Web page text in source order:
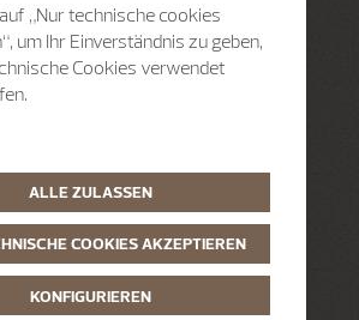
„Nur technische cookies
um Ihr Einverständnis zu geben,
Cookies verwendet
ALLE ZULASSEN
COOKIES AKZEPTIEREN
KONFIGURIEREN